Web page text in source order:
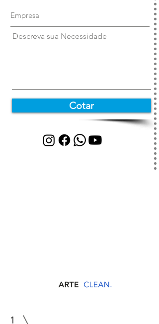
Descreva sua Necessidade
Cotar
1